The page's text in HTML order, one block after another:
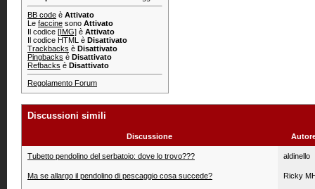
BB code è Attivato
Le faccine sono Attivato
Il codice [IMG] è Attivato
Il codice HTML è Disattivato
Trackbacks è Disattivato
Pingbacks è Disattivato
Refbacks è Disattivato
Regolamento Forum
Discussioni simili
Discussione
Tubetto pendolino del serbatoio: dove lo trovo??? aldinello
Ma se allargo il pendolino di pescaggio cosa succede? Ricky